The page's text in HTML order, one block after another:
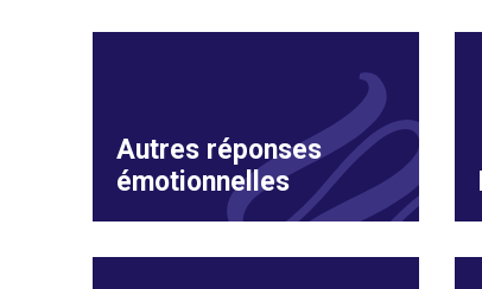
Autres réponses
émotionnelles